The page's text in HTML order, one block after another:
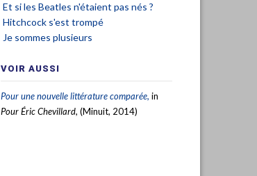
Et si les Beatles n'étaient pas nés ?
Hitchcock s'est trompé
Je sommes plusieurs
VOIR AUSSI
Pour une nouvelle littérature comparée, in
Pour Éric Chevillard, (Minuit, 2014)